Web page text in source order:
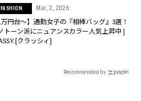
FASHION Mar, 2, 2026
万円台〜】通勤女子の『相棒バッグ』3選！
トーン派にニュアンスカラー人気上昇中 |
クラッシィ]
Recommended by